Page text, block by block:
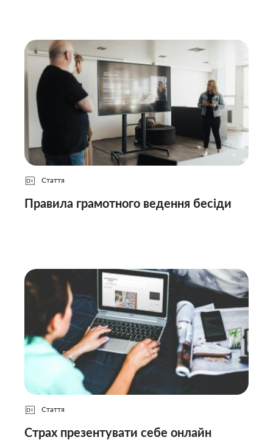
Стаття
Правила грамотного ведення бесіди
Стаття
Страх презентувати себе онлайн